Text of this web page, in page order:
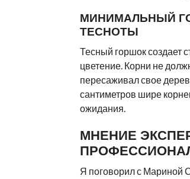
МИНИМАЛЬНЫЙ
ТЕСНОТЫ
Тесный горшок создает
цветение. Корни не
пересаживал свое
сантиметров шире
ожидания.
МНЕНИЕ
Я поговорил с Мариной